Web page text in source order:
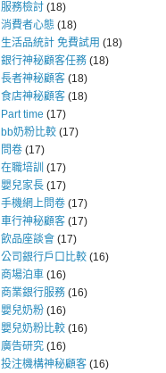
服務檢討 (18)
消費者心態 (18)
生活品統計 免費試用 (18)
銀行神秘顧客任務 (18)
長者神秘顧客 (18)
食店神秘顧客 (18)
Part time (17)
bb奶粉比較 (17)
問卷 (17)
在職培訓 (17)
嬰兒家長 (17)
手機網上問卷 (17)
車行神秘顧客 (17)
飲品座談會 (17)
公司銀行戶口比較 (16)
商場泊車 (16)
商業銀行服務 (16)
嬰兒奶粉 (16)
嬰兒奶粉比較 (16)
廣告研究 (16)
投注機構神秘顧客 (16)